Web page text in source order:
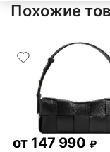
Похожие
от 147 990 ₽